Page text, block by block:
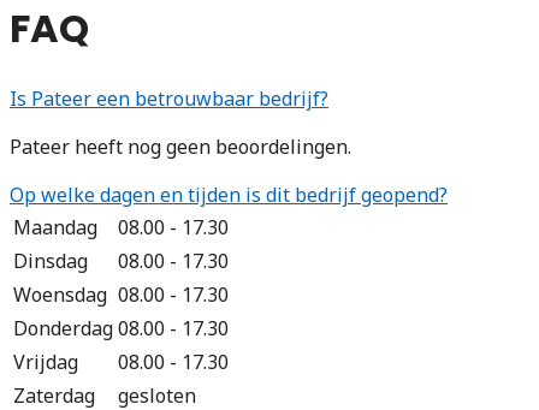
FAQ
Is Pateer een betrouwbaar bedrijf?
Pateer heeft nog geen beoordelingen.
Op welke dagen en tijden is dit bedrijf geopend?
Maandag
08.00 - 17.30
Dinsdag
08.00 - 17.30
Woensdag 08.00 - 17.30
Donderdag08.00 - 17.30
Vrijdag
08.00 - 17.30
Zaterdag
gesloten